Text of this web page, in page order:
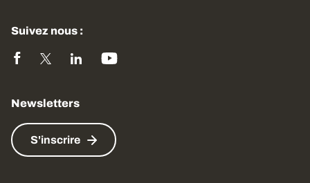
Suivez nous :
Newsletters
S'inscrire